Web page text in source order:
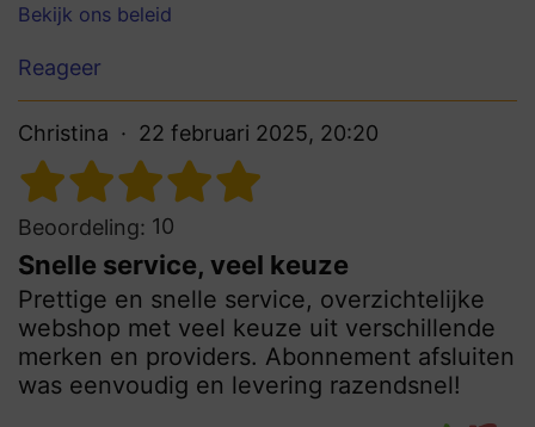
Bekijk ons beleid
Reageer
Christina 22 februari 2025, 20:20
Beoordeling: 10
Snelle service, veel keuze
Prettige en snelle service, overzichtelijke
webshop met veel keuze uit verschillende
merken en providers. Abonnement afsluiten
was eenvoudig en levering razendsnel!